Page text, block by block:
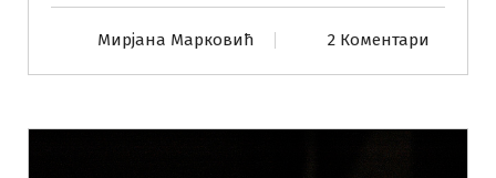
Мирјана Марковић 2 Коментари